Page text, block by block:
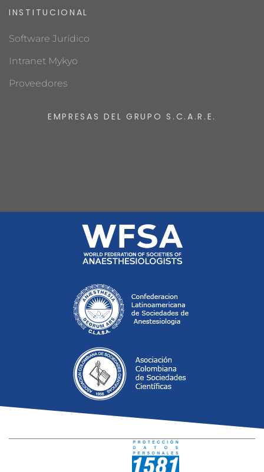
INSTITUCIONAL
Software Jurídico
Intranet Mykyo
Proveedores
EMPRESAS DEL GRUPO S.C.A.R.E.